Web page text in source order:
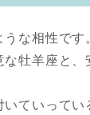
な相性です
牡羊座と、
ていって